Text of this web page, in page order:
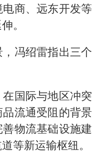
商、远东开发等
。
冯绍雷指出三个
国际与地区冲突
流通受阻的背景
物流基础设施建
等新运输枢纽。